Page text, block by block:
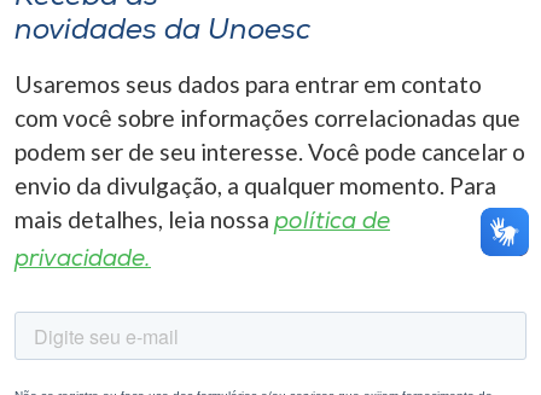
novidades da Unoesc
Usaremos seus dados para entrar em contato
com você sobre informações correlacionadas que
podem ser de seu interesse. Você pode cancelar o
envio da divulgação, a qualquer momento. Para
mais detalhes, leia nossa política de
privacidade.